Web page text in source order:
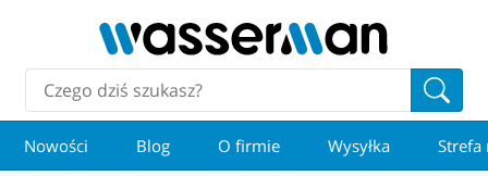
Nowości Blog O firmie Wysyłka Strefa